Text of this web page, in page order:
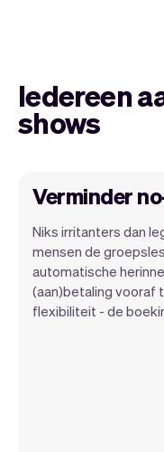
Iedereen
shows
Verminder
Niks irritanters dan
mensen de
automatische
(aan)betaling vooraf
flexibiliteit - de
We willen
het